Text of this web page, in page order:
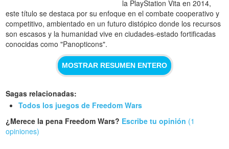
la PlayStation Vita en 2014,
este título se destaca por su enfoque en el combate cooperativo y
competitivo, ambientado en un futuro distópico donde los recursos
son escasos y la humanidad vive en ciudades-estado fortificadas
conocidas como "Panopticons".
MOSTRAR RESUMEN ENTERO
Sagas relacionadas:
Todos los juegos de Freedom Wars
¿Merece la pena Freedom Wars? Escribe tu opinión (1
opiniones)